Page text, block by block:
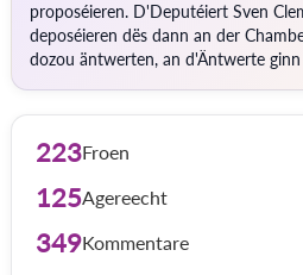
proposéieren. D'Deputéiert Sven
deposéieren dës dann an der
dozou äntwerten, an d'Äntwerte
223Froen
125Agereecht
349Kommentare